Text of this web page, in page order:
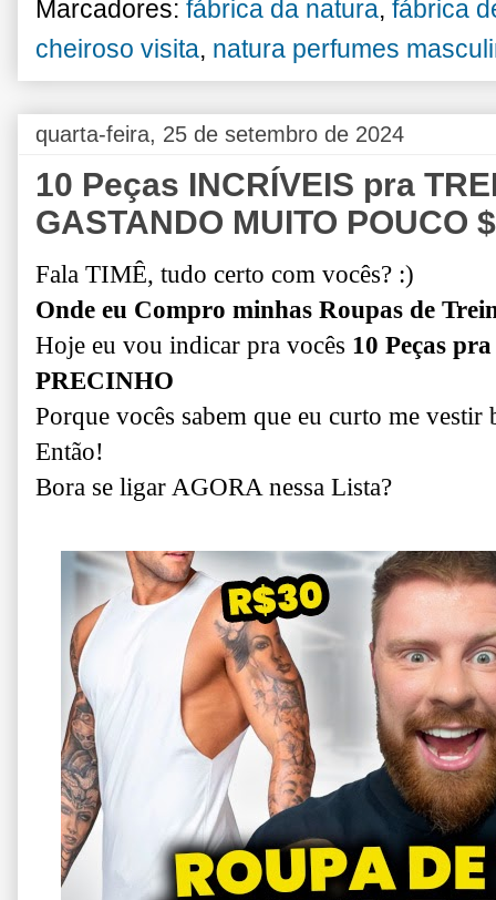
Marcadores: fábrica da natura, fábrica
cheiroso visita, natura perfumes
quarta-feira, 25 de setembro de 2024
10 Peças INCRÍVEIS pra
GASTANDO MUITO POUCO
Fala TIMÊ, tudo certo com vocês? :)
Onde eu Compro minhas Roupas de
Hoje eu vou indicar pra vocês 10 Peças
PRECINHO
Porque vocês sabem que eu curto me
Então!
Bora se ligar AGORA nessa Lista?